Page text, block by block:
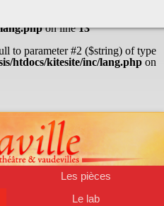
on line13
to parameter #2 ($string) of type
htdocs/kitesite/inc/lang.php on
Les pièces
Le lab